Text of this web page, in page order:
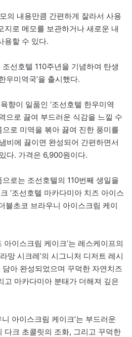
의 내용만큼 간편하게 잘라서 사용
지로 메모를 보관하거나 새로운 내
용할 수 있다.
선호텔 110주년을 기념하여 탄생
우미역국’을 출시했다.
향이 일품인 ‘조선호텔 한우미역
으로 끓여 부드러운 식감을 느낄 수
로 미역을 볶아 끓여 진한 풍미를
비에 끓이면 완성되어 간편하면서
다. 가격은 6,900원이다.
로는 조선호텔의 110번째 생일을
‘조선호텔 마카다미아 치즈 아이스
블초코 브라우니 아이스크림 케이
아이스크림 케이크’는 레스케이프의
망 시크레’의 시그니처 디저트 레시
아 완성되었으며 꾸덕한 자연치즈
고 마카다미아 분태가 더해져 깊은
아이스크림 케이크’는 부드러운
다크 초콜릿의 조화, 그리고 꾸덕한